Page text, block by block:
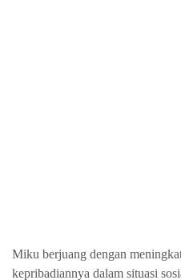
Miku berjuang dengan
kepribadiannya dalam situasi